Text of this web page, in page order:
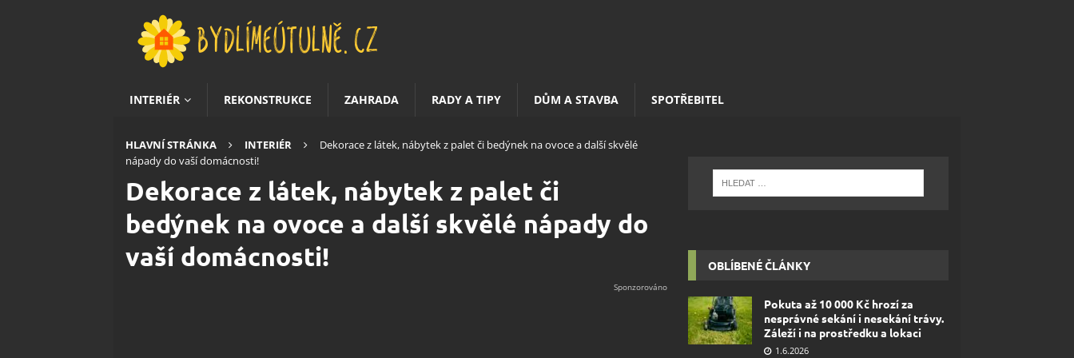
INTERIÉR REKONSTRUKCE ZAHRADA RADY A TIPY DŮM A STAVBA SPOTŘEBITEL
HLAVNÍ STRÁNKA INTERIÉR
Dekorace z látek, nábytek z palet či bedýnek na ovoce a další skvělé
nápady do vaší domácnosti!
Dekorace z látek, nábytek z palet či
bedýnek na ovoce a další skvělé nápady do
vaší domácnosti!
OBLÍBENÉ ČLÁNKY
Pokuta až 10 000 Kč hrozí za
nesprávné sekání i nesekání trávy.
Záleží i na prostředku a lokaci
1.6.2026